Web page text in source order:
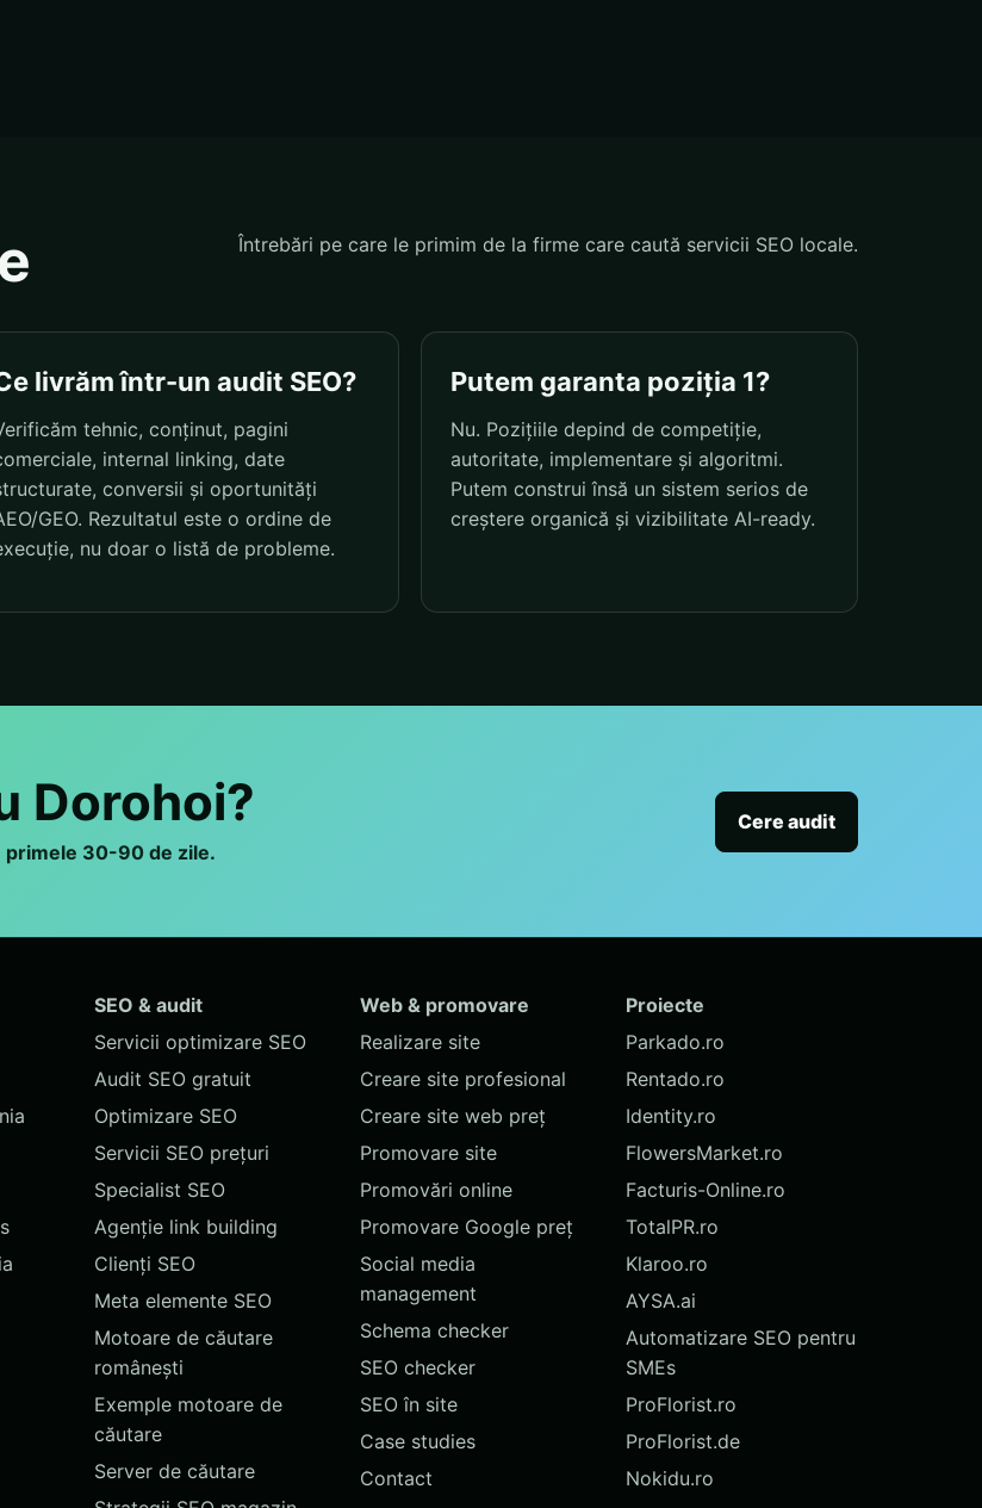
Întrebări pe care le primim de la firme care caută servicii SEO locale.
livrăm într-un audit SEO?
tehnic, conținut, pagini
internal linking, date
conversii și oportunități
GEO. Rezultatul este o ordine de
nu doar o listă de probleme.
Putem garanta poziția 1?
Nu. Pozițiile depind de competiție,
autoritate, implementare și algoritmi.
Putem construi însă un sistem serios de
creștere organică și vizibilitate AI-ready.
Dorohoi?
primele 30-90 de zile.
Cere audit
SEO & audit
Servicii optimizare SEO
Audit SEO gratuit
Optimizare SEO
Servicii SEO prețuri
Specialist SEO
Agenție link building
Clienți SEO
Meta elemente SEO
Motoare de căutare
românești
Exemple motoare de
căutare
Server de căutare
Web & promovare
Realizare site
Creare site profesional
Creare site web preț
Promovare site
Promovări online
Promovare Google preț
Social media
management
Schema checker
SEO checker
SEO în site
Case studies
Contact
Proiecte
Parkado.ro
Rentado.ro
Identity.ro
FlowersMarket.ro
Facturis-Online.ro
TotalPR.ro
Klaroo.ro
AYSA.ai
Automatizare SEO pentru
SMEs
ProFlorist.ro
ProFlorist.de
Nokidu.ro